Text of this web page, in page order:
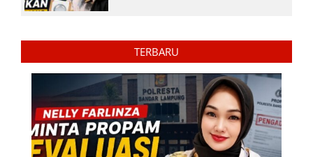
TERBARU